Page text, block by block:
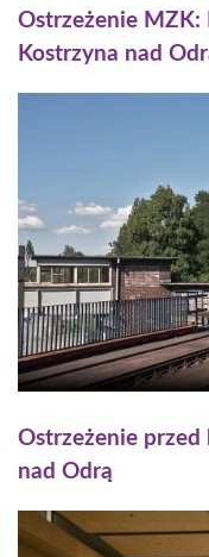
Ostrzeżenie MZK:
Kostrzyna nad
Ostrzeżenie
nad Odrą